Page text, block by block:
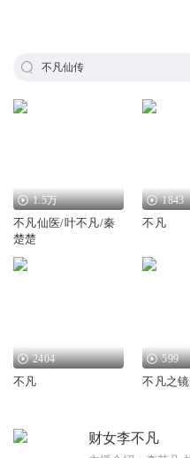
不凡仙传
1.5万
不凡仙医/叶不凡/秦
楚楚
1843
不凡
2404
不凡
599
不凡之镜
财女李不凡